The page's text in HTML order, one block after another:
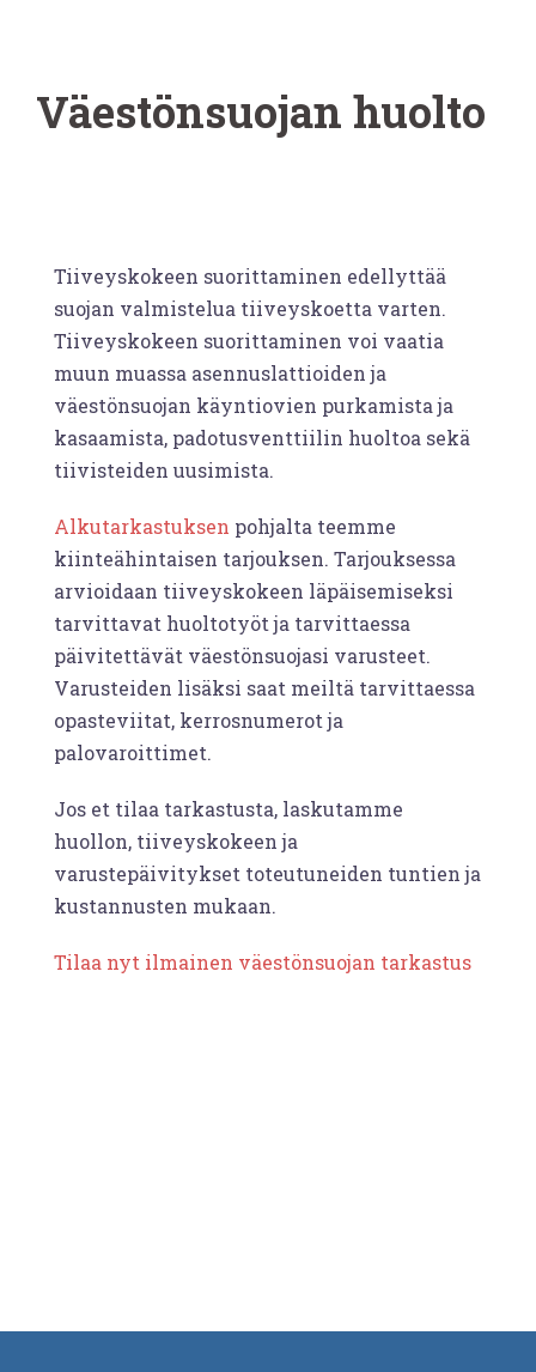
Väestönsuojan huolto
Tiiveyskokeen suorittaminen edellyttää
suojan valmistelua tiiveyskoetta varten.
Tiiveyskokeen suorittaminen voi vaatia
muun muassa asennuslattioiden ja
väestönsuojan käyntiovien purkamista ja
kasaamista, padotusventtiilin huoltoa sekä
tiivisteiden uusimista.
Alkutarkastuksen pohjalta teemme
kiinteähintaisen tarjouksen. Tarjouksessa
arvioidaan tiiveyskokeen läpäisemiseksi
tarvittavat huoltotyöt ja tarvittaessa
päivitettävät väestönsuojasi varusteet.
Varusteiden lisäksi saat meiltä tarvittaessa
opasteviitat, kerrosnumerot ja
palovaroittimet.
Jos et tilaa tarkastusta, laskutamme
huollon, tiiveyskokeen ja
varustepäivitykset toteutuneiden tuntien ja
kustannusten mukaan.
Tilaa nyt ilmainen väestönsuojan tarkastus